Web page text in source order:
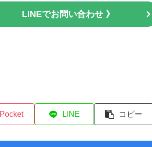
LINEでお問い合わせ 》
Pocket LINE コピー